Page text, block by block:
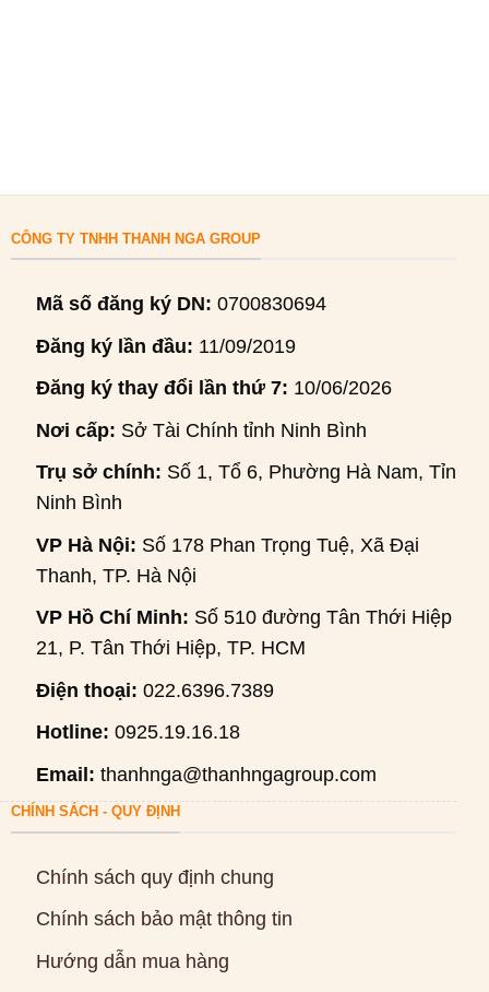
CÔNG TY TNHH THANH NGA GROUP
Mã số đăng ký DN: 0700830694
Đăng ký lần đầu: 11/09/2019
Đăng ký thay đổi lần thứ 7: 10/06/2026
Nơi cấp: Sở Tài Chính tỉnh Ninh Bình
Trụ sở chính: Số 1, Tổ 6, Phường Hà Nam, Tỉnh
Ninh Bình
VP Hà Nội: Số 178 Phan Trọng Tuệ, Xã Đại
Thanh, TP. Hà Nội
VP Hồ Chí Minh: Số 510 đường Tân Thới Hiệp
21, P. Tân Thới Hiệp, TP. HCM
Điện thoại: 022.6396.7389
Hotline: 0925.19.16.18
Email: thanhnga@thanhngagroup.com
CHÍNH SÁCH - QUY ĐỊNH
Chính sách quy định chung
Chính sách bảo mật thông tin
Hướng dẫn mua hàng